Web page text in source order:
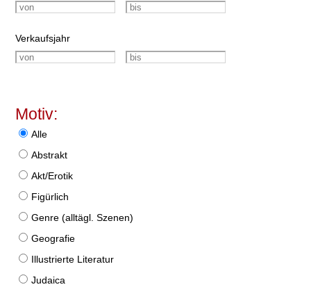
Verkaufsjahr
Motiv:
Alle
Abstrakt
Akt/Erotik
Figürlich
Genre (alltägl. Szenen)
Geografie
Illustrierte Literatur
Judaica